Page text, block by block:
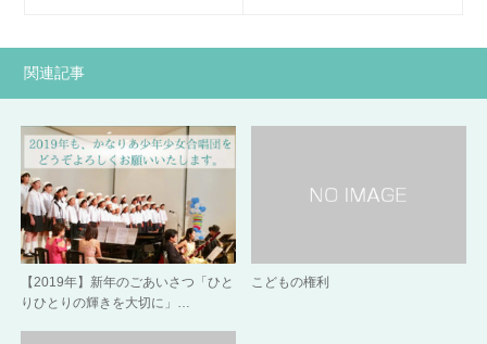
関連記事
【2019年】新年のごあいさつ「ひと
りひとりの輝きを大切に」…
こどもの権利